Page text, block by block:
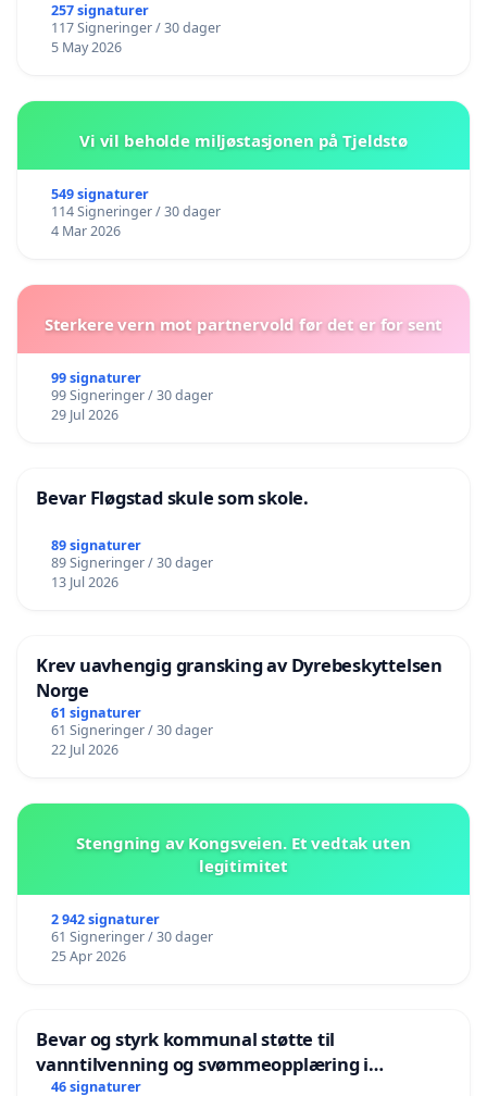
257 signaturer
117 Signeringer / 30 dager
5 May 2026
Vi vil beholde miljøstasjonen på Tjeldstø
549 signaturer
114 Signeringer / 30 dager
4 Mar 2026
Sterkere vern mot partnervold før det er for sent
99 signaturer
99 Signeringer / 30 dager
29 Jul 2026
Bevar Fløgstad skule som skole.
89 signaturer
89 Signeringer / 30 dager
13 Jul 2026
Krev uavhengig gransking av Dyrebeskyttelsen
Norge
61 signaturer
61 Signeringer / 30 dager
22 Jul 2026
Stengning av Kongsveien. Et vedtak uten
legitimitet
2 942 signaturer
61 Signeringer / 30 dager
25 Apr 2026
Bevar og styrk kommunal støtte til
vanntilvenning og svømmeopplæring i
barnehagene i Haugesund
46 signaturer